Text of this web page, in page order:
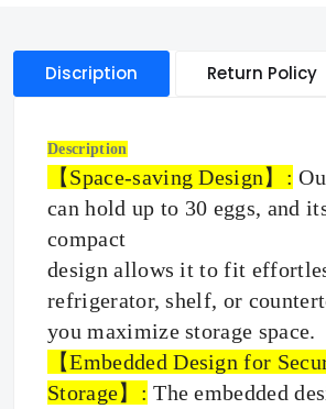
Discription Return Policy
Description
【Space-saving Design】:
can hold up to 30 eggs, and
compact
design allows it to fit
refrigerator, shelf, or
you maximize storage space.
【Embedded Design for
Storage】: The embedded